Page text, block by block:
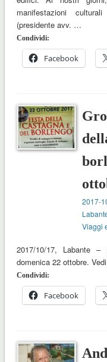
manifestazioni
(presidente avv. …
Condividi:
Facebook
2017-
Viaggi
2017/10/17, Labante
domenica 22 ottobre.
Condividi:
Facebook